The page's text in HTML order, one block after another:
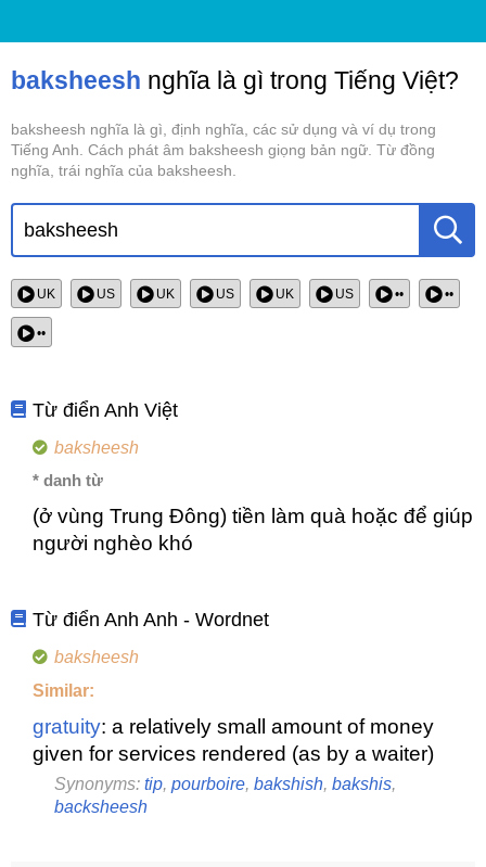
baksheesh nghĩa là gì trong Tiếng Việt?
baksheesh nghĩa là gì, định nghĩa, các sử dụng và ví dụ trong
Tiếng Anh. Cách phát âm baksheesh giọng bản ngữ. Từ đồng
nghĩa, trái nghĩa của baksheesh.
UK US UK US UK US •• ••
••
Từ điển Anh Việt
baksheesh
* danh từ
(ở vùng Trung Đông) tiền làm quà hoặc để giúp
người nghèo khó
Từ điển Anh Anh - Wordnet
baksheesh
Similar:
gratuity: a relatively small amount of money
given for services rendered (as by a waiter)
Synonyms: tip, pourboire, bakshish, bakshis,
backsheesh